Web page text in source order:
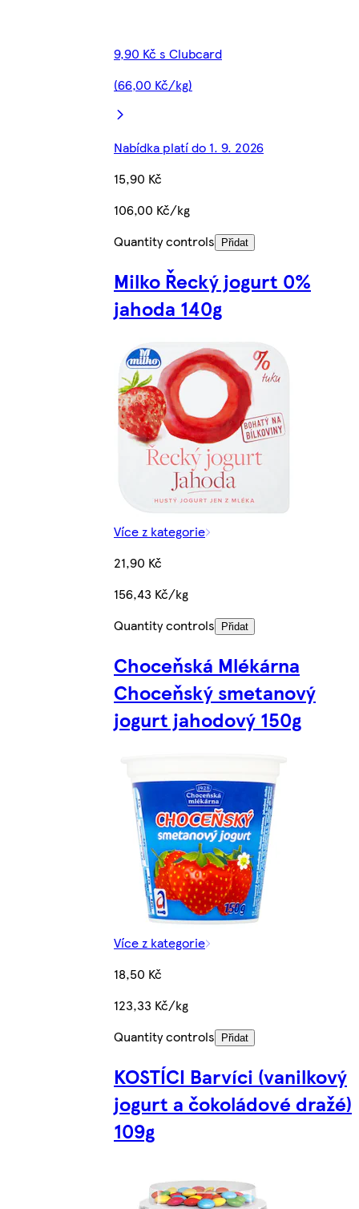
9,90 Kč s Clubcard
(66,00 Kč/kg)
Nabídka platí do 1. 9. 2026
15,90 Kč
106,00 Kč/kg
Quantity controls
Přidat
Milko Řecký jogurt 0%
jahoda 140g
Více z kategorie
21,90 Kč
156,43 Kč/kg
Quantity controls
Přidat
Choceňská Mlékárna
Choceňský smetanový
jogurt jahodový 150g
Více z kategorie
18,50 Kč
123,33 Kč/kg
Quantity controls
Přidat
KOSTÍCI Barvíci (vanilkový
jogurt a čokoládové dražé)
109g